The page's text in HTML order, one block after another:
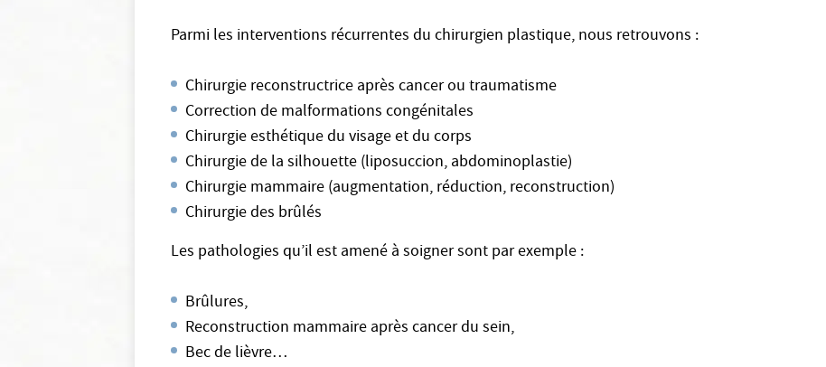
Parmi les interventions récurrentes du chirurgien plastique, nous retrouvons :
Chirurgie reconstructrice après cancer ou traumatisme
Correction de malformations congénitales
Chirurgie esthétique du visage et du corps
Chirurgie de la silhouette (liposuccion, abdominoplastie)
Chirurgie mammaire (augmentation, réduction, reconstruction)
Chirurgie des brûlés
Les pathologies qu’il est amené à soigner sont par exemple :
Brûlures,
Reconstruction mammaire après cancer du sein,
Bec de lièvre…